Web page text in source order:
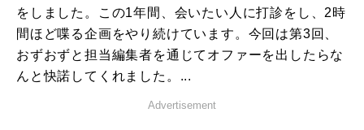
をしました。この1年間、会いたい人に打診をし、2時
間ほど喋る企画をやり続けています。今回は第3回、
おずおずと担当編集者を通じてオファーを出したらな
んと快諾してくれました。...
Advertisement